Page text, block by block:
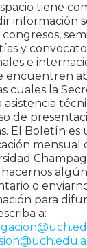
tiene
información
congresos,
y
e
encuentren
cuales la
asistencia
de
El Boletín es
mensual
hacernos algún
o
para
a: